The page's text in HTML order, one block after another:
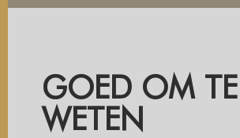
GOED OM TE
WETEN